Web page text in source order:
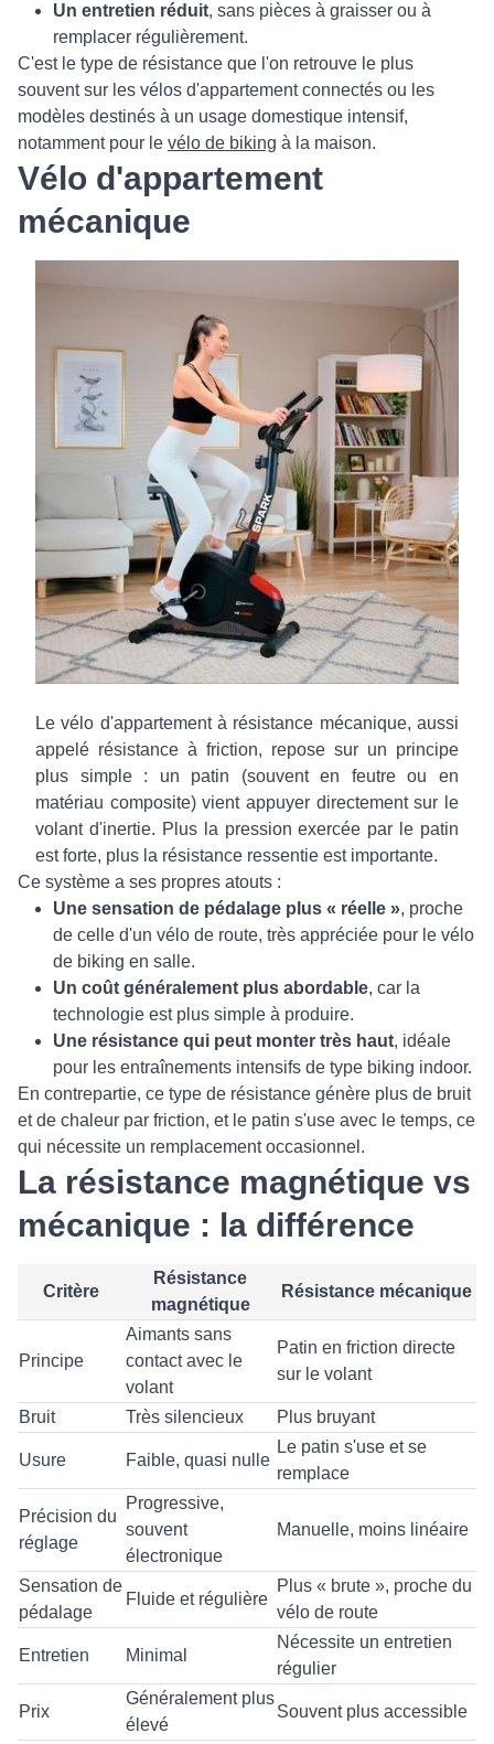
Un entretien réduit, sans pièces à graisser ou à
remplacer régulièrement.
C'est le type de résistance que l'on retrouve le plus
souvent sur les vélos d'appartement connectés ou les
modèles destinés à un usage domestique intensif,
notamment pour le vélo de biking à la maison.
Vélo d'appartement
mécanique
Le vélo d'appartement à résistance mécanique, aussi
appelé résistance à friction, repose sur un principe
plus simple : un patin (souvent en feutre ou en
matériau composite) vient appuyer directement sur le
volant d'inertie. Plus la pression exercée par le patin
est forte, plus la résistance ressentie est importante.
Ce système a ses propres atouts :
Une sensation de pédalage plus « réelle », proche
de celle d'un vélo de route, très appréciée pour le vélo
de biking en salle.
Un coût généralement plus abordable, car la
technologie est plus simple à produire.
Une résistance qui peut monter très haut, idéale
pour les entraînements intensifs de type biking indoor.
En contrepartie, ce type de résistance génère plus de bruit
et de chaleur par friction, et le patin s'use avec le temps, ce
qui nécessite un remplacement occasionnel.
La résistance magnétique vs
mécanique : la différence
Critère
Résistance
magnétique
Résistance mécanique
Principe
Aimants sans
contact avec le
volant
Patin en friction directe
sur le volant
Bruit Très silencieux Plus bruyant
Usure Faible, quasi nulle
Le patin s'use et se
remplace
Précision du
réglage
Progressive,
souvent
électronique
Manuelle, moins linéaire
Sensation de
pédalage
Fluide et régulière
Plus « brute », proche du
vélo de route
Entretien Minimal
Nécessite un entretien
régulier
Prix
Généralement plus
élevé
Souvent plus accessible